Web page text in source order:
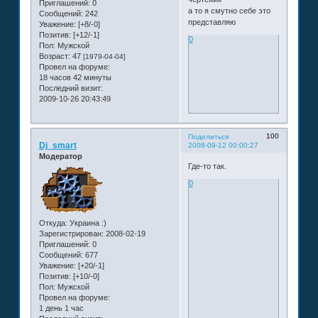
Приглашений: 0
Сообщений: 242
Уважение: [+8/-0]
Позитив: [+12/-1]
Пол: Мужской
Возраст: 47 [1979-04-04]
Провел на форуме:
18 часов 42 минуты
Последний визит:
2009-10-26 20:43:49
а то я смутно себе это
представляю
0
Поделиться
100
2008-09-12 00:00:27
Dj_smart
Модератор
Откуда: Украина :)
Зарегистрирован: 2008-02-19
Приглашений: 0
Сообщений: 677
Уважение: [+20/-1]
Позитив: [+10/-0]
Пол: Мужской
Провел на форуме:
1 день 1 час
Где-то так.
0